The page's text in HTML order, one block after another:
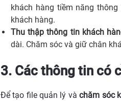
khách hàng tiềm năng
khách hàng.
Thu thập thông tin khách
dài. Chăm sóc và giữ chân
3. Các thông tin có
Để tạo file quản lý vàchăm sóc